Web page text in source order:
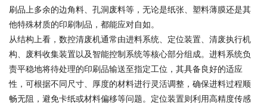
刷品上多余的边角料、孔洞废料等，无论是纸张、塑料薄膜还是其
他特殊材质的印刷制品，都能应对自如。
从结构上看，数控清废机通常由进料系统、定位装置、清废执行机
构、废料收集装置以及智能控制系统等核心部分组成。进料系统负
责平稳地将待处理的印刷品输送至指定工位，其具备良好的适应
性，可根据不同尺寸、厚度的材料进行灵活调整，确保进料过程顺
畅无阻，避免卡纸或材料偏移等问题。定位装置则利用高精度传感